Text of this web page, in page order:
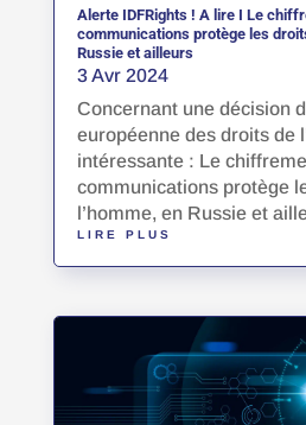
Alerte IDFRights ! A lire I Le
communications protège les
Russie et ailleurs
3 Avr 2024
Concernant une décision
européenne des droits de
intéressante : Le
communications protège
l’homme, en Russie et
LIRE PLUS